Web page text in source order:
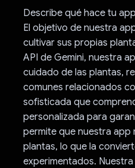
Describe qué hace tu
El objetivo de nuestra
cultivar sus propias
API de Gemini, nuestra
cuidado de las plantas,
comunes relacionados
sofisticada que
personalizada para
permite que nuestra app
plantas, lo que la
experimentados.